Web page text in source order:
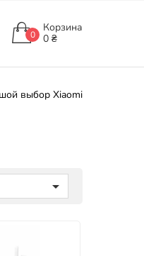
0
Корзина
0 ₴
выбор Xiaomi
